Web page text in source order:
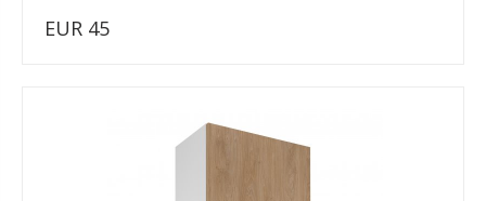
EUR 45